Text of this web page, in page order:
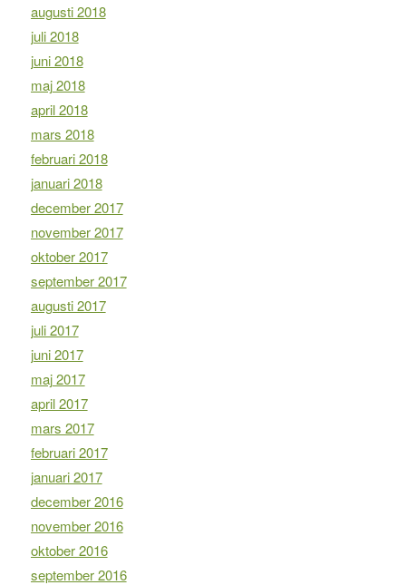
augusti 2018
juli 2018
juni 2018
maj 2018
april 2018
mars 2018
februari 2018
januari 2018
december 2017
november 2017
oktober 2017
september 2017
augusti 2017
juli 2017
juni 2017
maj 2017
april 2017
mars 2017
februari 2017
januari 2017
december 2016
november 2016
oktober 2016
september 2016